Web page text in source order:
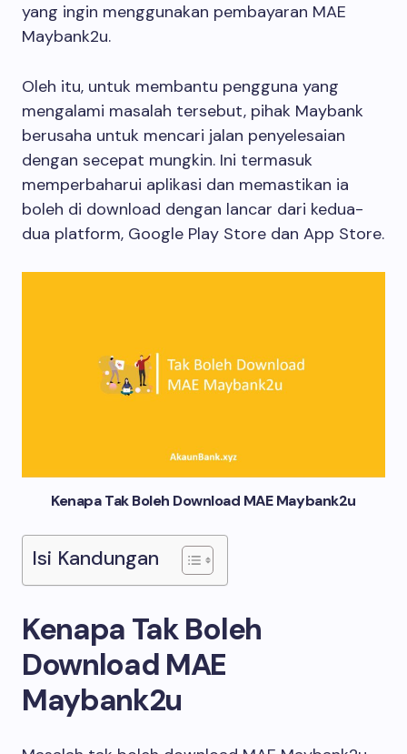
yang ingin menggunakan pembayaran MAE
Maybank2u.
Oleh itu, untuk membantu pengguna yang
mengalami masalah tersebut, pihak Maybank
berusaha untuk mencari jalan penyelesaian
dengan secepat mungkin. Ini termasuk
memperbaharui aplikasi dan memastikan ia
boleh di download dengan lancar dari kedua-
dua platform, Google Play Store dan App Store.
Kenapa Tak Boleh Download MAE Maybank2u
Isi Kandungan
Kenapa Tak Boleh
Download MAE
Maybank2u